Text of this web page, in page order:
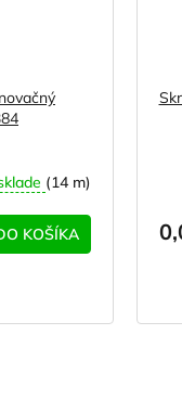
(14 m)
KOŠÍKA